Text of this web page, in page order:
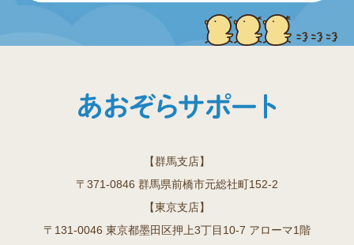
【群馬支店】
〒371-0846 群馬県前橋市元総社町152-2
【東京支店】
〒131-0046 東京都墨田区押上3丁目10-7 アローマ1階